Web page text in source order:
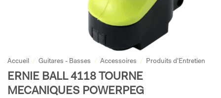
Accueil / Guitares - Basses / Accessoires / Produits d'Entretien
ERNIE BALL 4118 TOURNE
MECANIQUES POWERPEG